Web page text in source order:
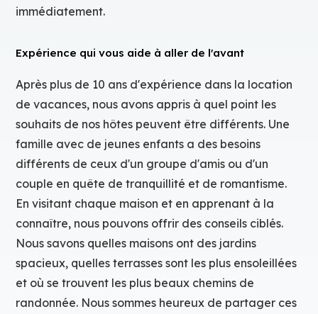
immédiatement.
Expérience qui vous aide à aller de l'avant
Après plus de 10 ans d'expérience dans la location
de vacances, nous avons appris à quel point les
souhaits de nos hôtes peuvent être différents. Une
famille avec de jeunes enfants a des besoins
différents de ceux d'un groupe d'amis ou d'un
couple en quête de tranquillité et de romantisme.
En visitant chaque maison et en apprenant à la
connaître, nous pouvons offrir des conseils ciblés.
Nous savons quelles maisons ont des jardins
spacieux, quelles terrasses sont les plus ensoleillées
et où se trouvent les plus beaux chemins de
randonnée. Nous sommes heureux de partager ces